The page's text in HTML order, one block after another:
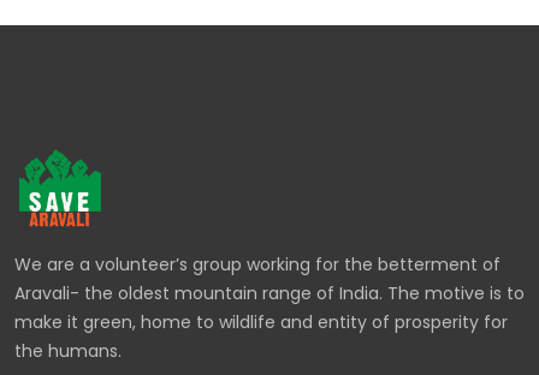
We are a volunteer’s group working for the betterment of
Aravali- the oldest mountain range of India. The motive is to
make it green, home to wildlife and entity of prosperity for
the humans.